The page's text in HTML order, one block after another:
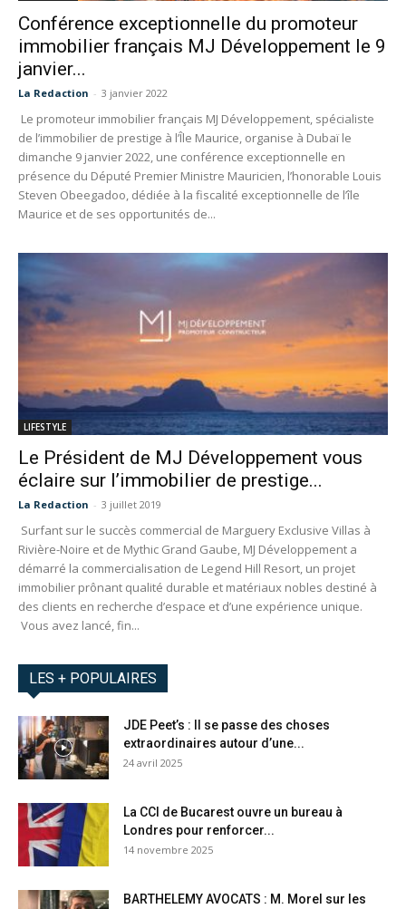
Conférence exceptionnelle du promoteur
immobilier français MJ Développement le 9
janvier...
La Redaction - 3 janvier 2022
Le promoteur immobilier français MJ Développement, spécialiste
de l’immobilier de prestige à l’Île Maurice, organise à Dubaï le
dimanche 9 janvier 2022, une conférence exceptionnelle en
présence du Député Premier Ministre Mauricien, l’honorable Louis
Steven Obeegadoo, dédiée à la fiscalité exceptionnelle de l’île
Maurice et de ses opportunités de...
LIFESTYLE
Le Président de MJ Développement vous
éclaire sur l’immobilier de prestige...
La Redaction - 3 juillet 2019
Surfant sur le succès commercial de Marguery Exclusive Villas à
Rivière-Noire et de Mythic Grand Gaube, MJ Développement a
démarré la commercialisation de Legend Hill Resort, un projet
immobilier prônant qualité durable et matériaux nobles destiné à
des clients en recherche d’espace et d’une expérience unique.
Vous avez lancé, fin...
LES + POPULAIRES
JDE Peet’s : Il se passe des choses
extraordinaires autour d’une...
24 avril 2025
La CCI de Bucarest ouvre un bureau à
Londres pour renforcer...
14 novembre 2025
BARTHELEMY AVOCATS : M. Morel sur les